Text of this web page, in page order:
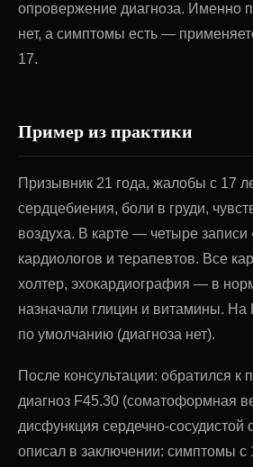
опровержение диагноза. Именно
нет, а симптомы есть —
17.
Пример из практики
Призывник 21 года, жалобы с 17
сердцебиения, боли в груди,
воздуха. В карте — четыре
кардиологов и терапевтов. Все
холтер, эхокардиография — в
назначали глицин и витамины.
по умолчанию (диагноза нет).
После консультации: обратился к
диагноз F45.30 (соматоформная
дисфункция сердечно-сосудистой
описал в заключении: симптомы с